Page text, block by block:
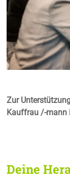
Zur
Kauffrau /-mann
Deine